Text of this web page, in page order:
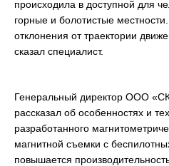
происходила в доступной для
горные и болотистые
отклонения от траектории
сказал специалист.
Генеральный директор ООО
рассказал об особенностях и
разработанного
магнитной съемки с
повышается